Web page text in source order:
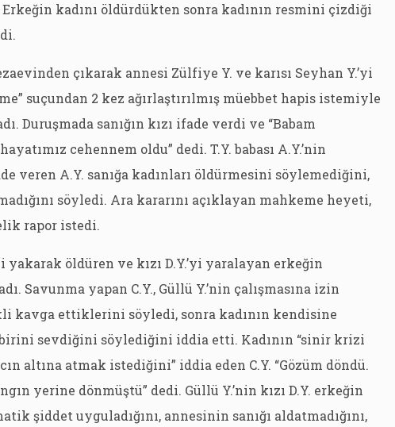
kadını öldürdükten sonra kadının resmini çizdiği
çıkarak annesi Zülfiye Y. ve karısı Seyhan Y.’yi
suçundan 2 kez ağırlaştırılmış müebbet hapis istemiyle
Duruşmada sanığın kızı ifade verdi ve “Babam
cehennem oldu” dedi. T.Y. babası A.Y.’nin
veren A.Y. sanığa kadınları öldürmesini söylemediğini,
söyledi. Ara kararını açıklayan mahkeme heyeti,
rapor istedi.
yakarak öldüren ve kızı D.Y.’yi yaralayan erkeğin
Savunma yapan C.Y., Güllü Y.’nin çalışmasına izin
kavga ettiklerini söyledi, sonra kadının kendisine
sevdiğini söylediğini iddia etti. Kadının “sinir krizi
altına atmak istediğini” iddia eden C.Y. “Gözüm döndü.
yerine dönmüştü” dedi. Güllü Y.’nin kızı D.Y. erkeğin
şiddet uyguladığını, annesinin sanığı aldatmadığını,